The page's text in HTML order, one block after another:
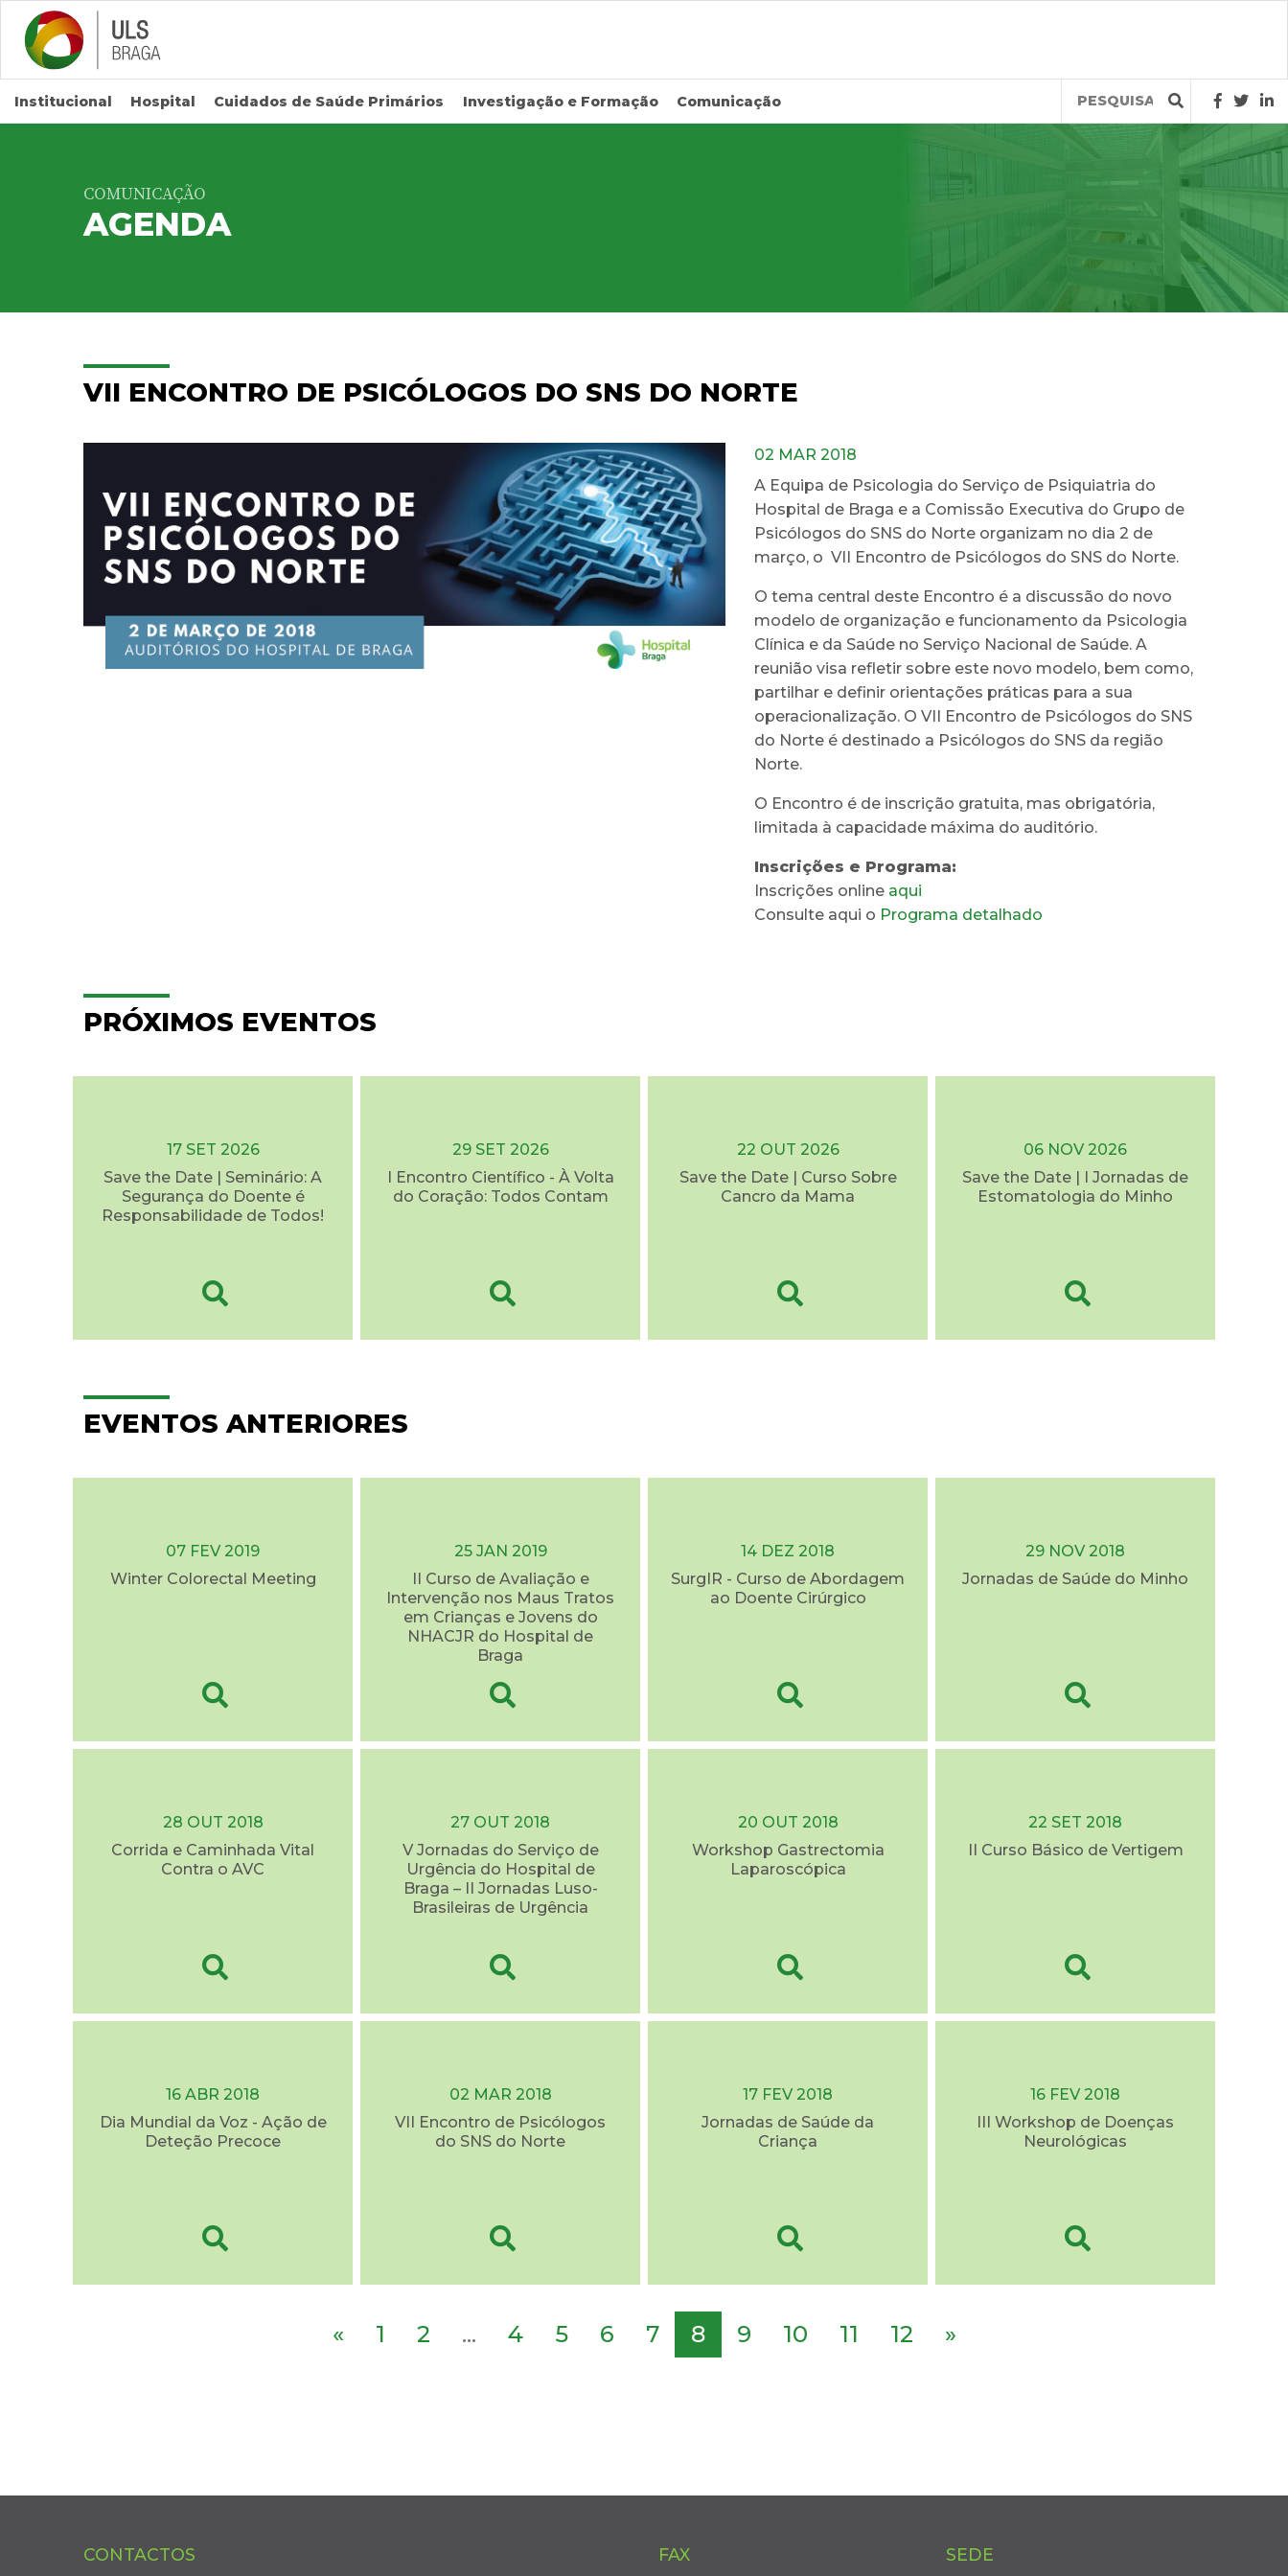
Saltar para conteúdo principal
Institucional Hospital Cuidados de Saúde Primários Investigação e Formação Comunicação
Query
COMUNICAÇÃO
AGENDA
VII ENCONTRO DE PSICÓLOGOS DO SNS DO NORTE
02 MAR 2018
A Equipa de Psicologia do Serviço de Psiquiatria do
Hospital de Braga e a Comissão Executiva do Grupo de
Psicólogos do SNS do Norte organizam no dia 2 de
março, o VII Encontro de Psicólogos do SNS do Norte.
O tema central deste Encontro é a discussão do novo
modelo de organização e funcionamento da Psicologia
Clínica e da Saúde no Serviço Nacional de Saúde. A
reunião visa refletir sobre este novo modelo, bem como,
partilhar e definir orientações práticas para a sua
operacionalização. O VII Encontro de Psicólogos do SNS
do Norte é destinado a Psicólogos do SNS da região
Norte.
O Encontro é de inscrição gratuita, mas obrigatória,
limitada à capacidade máxima do auditório.
Inscrições e Programa:
Inscrições online aqui
Consulte aqui o Programa detalhado
PRÓXIMOS EVENTOS
17 SET 2026
Save the Date | Seminário: A
Segurança do Doente é
Responsabilidade de Todos!
29 SET 2026
I Encontro Científico - À Volta
do Coração: Todos Contam
22 OUT 2026
Save the Date | Curso Sobre
Cancro da Mama
06 NOV 2026
Save the Date | I Jornadas de
Estomatologia do Minho
EVENTOS ANTERIORES
07 FEV 2019
Winter Colorectal Meeting
25 JAN 2019
II Curso de Avaliação e
Intervenção nos Maus Tratos
em Crianças e Jovens do
NHACJR do Hospital de
Braga
14 DEZ 2018
SurgIR - Curso de Abordagem
ao Doente Cirúrgico
29 NOV 2018
Jornadas de Saúde do Minho
28 OUT 2018
Corrida e Caminhada Vital
Contra o AVC
27 OUT 2018
V Jornadas do Serviço de
Urgência do Hospital de
Braga – II Jornadas Luso-
Brasileiras de Urgência
20 OUT 2018
Workshop Gastrectomia
Laparoscópica
22 SET 2018
II Curso Básico de Vertigem
16 ABR 2018
Dia Mundial da Voz - Ação de
Deteção Precoce
02 MAR 2018
VII Encontro de Psicólogos
do SNS do Norte
17 FEV 2018
Jornadas de Saúde da
Criança
16 FEV 2018
III Workshop de Doenças
Neurológicas
« 1 2 ... 4 5 6 7 8 9 10 11 12 »
CONTACTOS FAX SEDE